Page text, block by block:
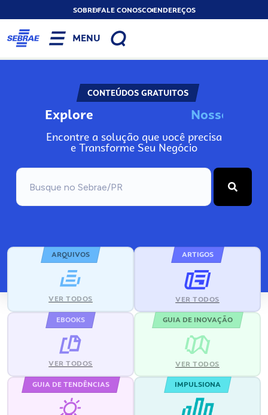
SOBREFALE CONOSCOENDEREÇOS
MENU
CONTEÚDOS GRATUITOS
Explore No
Encontre a solução que você precisa
e Transforme Seu Negócio
ARQUIVOS
VER TODOS
ARTIGOS
VER TODOS
EBOOKS
VER TODOS
GUIA DE INOVAÇÃO
VER TODOS
GUIA DE TENDÊNCIAS IMPULSIONA